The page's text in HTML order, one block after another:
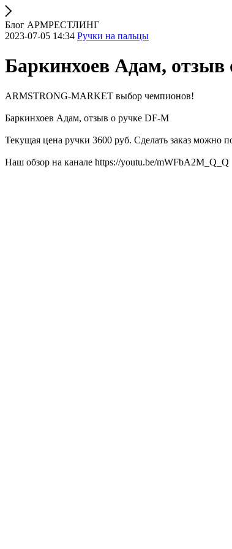
Блог АРМРЕСТЛИНГ
2023-07-05 14:34 Ручки на пальцы
Баркинхоев Адам, отзыв
ARMSTRONG-MARKET выбор чемпионов!
Баркинхоев Адам, отзыв о ручке DF-M
Текущая цена ручки 3600 руб. Сделать заказ можно
Наш обзор на канале https://youtu.be/mWFbA2M_Q_Q